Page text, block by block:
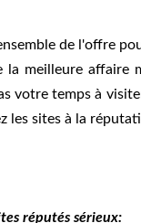
de l'offre
la meilleure affaire
votre temps à
les sites à la
réputés sérieux: